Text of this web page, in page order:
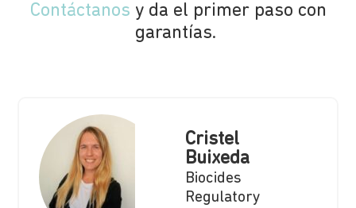
Contáctanos y da el primer paso con
garantías.
Cristel
Buixeda
Biocides
Regulatory